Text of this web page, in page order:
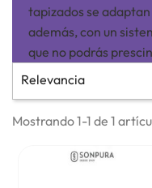
tapizados se
además, con un
que no podrás
Relevancia
Mostrando 1-1 de 1